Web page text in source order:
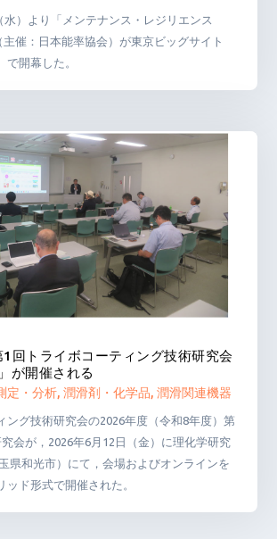
水）より「メンテナンス・レジリエンス
主催：日本能率協会）が東京ビッグサイト
で開幕した。
回トライボコーティング技術研究会
が開催される
定・分析,潤滑剤・化学品,潤滑関連機器
ング技術研究会の2026年度（令和8年度）第
会が，2026年6月12日（金）に理化学研究
県和光市）にて，会場およびオンラインを
ッド形式で開催された。